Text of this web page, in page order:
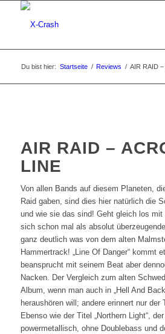
Du bist hier: Startseite / Reviews / AIR RAID
AIR RAID –
LINE
Von allen Bands auf diesem Planeten,
Raid gaben, sind dies hier natürlich die
und wie sie das sind! Geht gleich los mit
sich schon mal als absolut
ganz deutlich was von dem alten
Hammertrack! „Line Of Danger“ kommt
beansprucht mit seinem Beat aber
Nacken. Der Vergleich zum alten
Album, wenn man auch in „Hell And
heraushören will; andere erinnert nur der
Ebenso wie der Titel „Northern Light“,
powermetallisch, ohne Doublebass und